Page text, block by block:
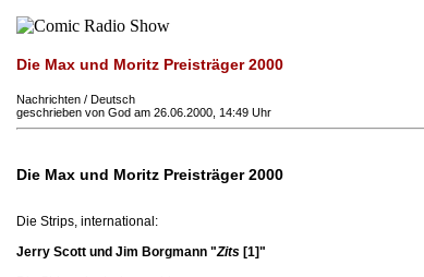
Die Max und Moritz Preisträger 2000
Nachrichten / Deutsch
geschrieben von God am 26.06.2000, 14:49 Uhr
Die Max und Moritz Preisträger 2000
Die Strips, international:
Jerry Scott und Jim Borgmann "Zits [1]"